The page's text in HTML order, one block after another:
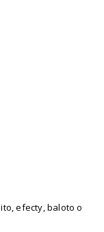
efecty, baloto o